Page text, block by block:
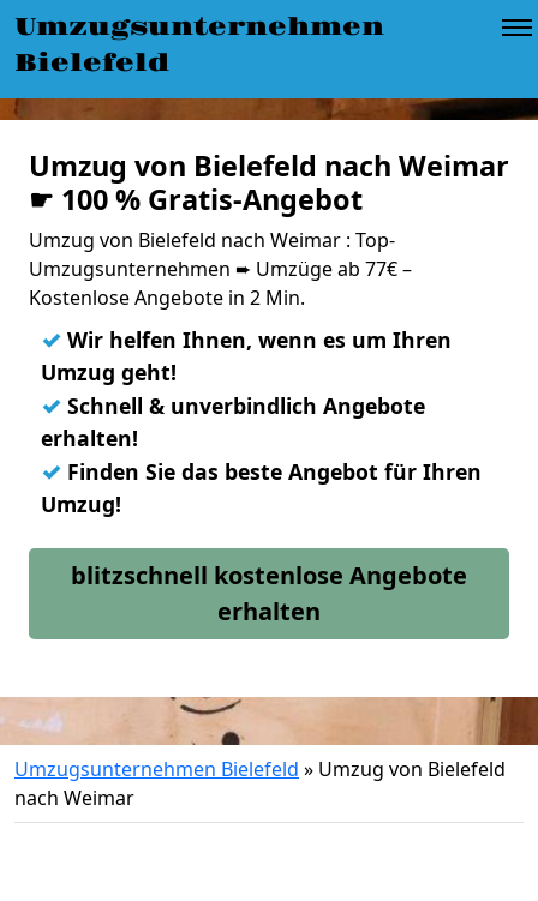
Umzugsunternehmen
Bielefeld
Umzug von Bielefeld nach Weimar
☛ 100 % Gratis-Angebot
Umzug von Bielefeld nach Weimar : Top-
Umzugsunternehmen ➨ Umzüge ab 77€ –
Kostenlose Angebote in 2 Min.
✓ Wir helfen Ihnen, wenn es um Ihren
Umzug geht!
✓ Schnell & unverbindlich Angebote
erhalten!
✓ Finden Sie das beste Angebot für Ihren
Umzug!
blitzschnell kostenlose Angebote
erhalten
Umzugsunternehmen Bielefeld » Umzug von Bielefeld
nach Weimar